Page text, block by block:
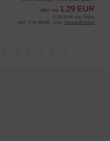
Jetzt nur 1,29 EUR
1,29 EUR pro Stück
inkl. 7 % MwSt. zzgl. Versandkosten